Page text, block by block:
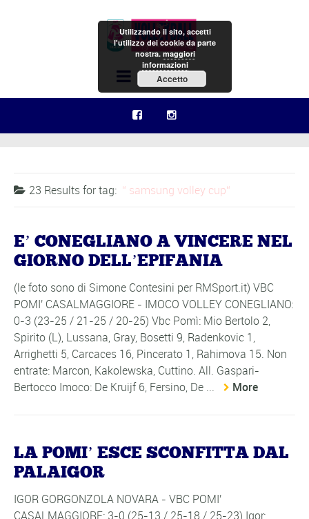
Menu
23 Results fortag: samsung volley cup
E’ CONEGLIANO A VINCERE NEL
GIORNO DELL’EPIFANIA
(le foto sono di Simone Contesini per RMSport.it) VBC
POMI' CASALMAGGIORE - IMOCO VOLLEY CONEGLIANO:
0-3 (23-25 / 21-25 / 20-25) Vbc Pomì: Mio Bertolo 2,
Spirito (L), Lussana, Gray, Bosetti 9, Radenkovic 1,
Arrighetti 5, Carcaces 16, Pincerato 1, Rahimova 15. Non
entrate: Marcon, Kakolewska, Cuttino. All. Gaspari-
Bertocco Imoco: De Kruijf 6, Fersino, De ...
More
LA POMI’ ESCE SCONFITTA DAL
PALAIGOR
IGOR GORGONZOLA NOVARA - VBC POMI'
CASALMAGGIORE: 3-0 (25-13 / 25-18 / 25-23) Igor:
Utilizzando il sito, accetti
l'utilizzo dei cookie da parte
nostra.maggiori
informazioni
Accetto